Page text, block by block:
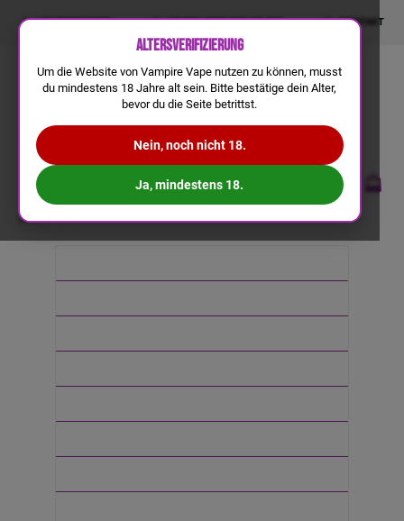
LIQUIDRECHNER GRATIS VERSAND AB 50€ KONTAKT
Lexikon
Altersverifizierung
Um die Website von Vampire Vape nutzen zu können, musst
du mindestens 18 Jahre alt sein. Bitte bestätige dein Alter,
bevor du die Seite betrittst.
Nein, noch nicht 18.
Ja, mindestens 18.